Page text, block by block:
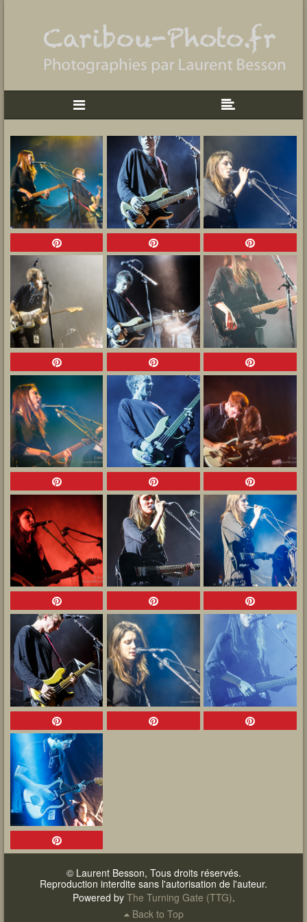
© Laurent Besson, Tous droits réservés.
Reproduction interdite sans l'autorisation de l'auteur.
Powered by The Turning Gate (TTG).
Back to Top